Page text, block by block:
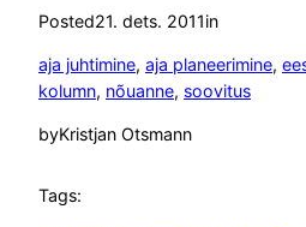
Posted21. dets. 2011in
aja juhtimine, aja planeerimine,
kolumn, nõuanne, soovitus
byKristjan Otsmann
Tags: